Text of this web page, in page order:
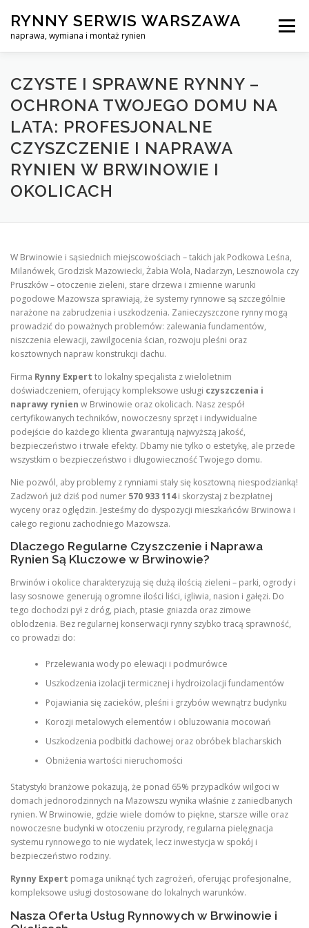
content
RYNNY SERWIS WARSZAWA
naprawa, wymiana i montaż rynien
Menu
CZYSZCZENIE PROFESJONALNA NAPRAWA, WYMIANA I
CENNIK SERWIS RYNNY WARSZAWA
CZYSTE I SPRAWNE RYNNY –
OCHRONA TWOJEGO DOMU NA
LATA: PROFESJONALNE
CZYSZCZENIE I NAPRAWA
RYNIEN W BRWINOWIE I
OKOLICACH
W Brwinowie i sąsiednich miejscowościach – takich jak Podkowa Leśna,
Milanówek, Grodzisk Mazowiecki, Żabia Wola, Nadarzyn, Lesznowola czy
Pruszków – otoczenie zieleni, stare drzewa i zmienne warunki
pogodowe Mazowsza sprawiają, że systemy rynnowe są szczególnie
narażone na zabrudzenia i uszkodzenia. Zanieczyszczone rynny mogą
prowadzić do poważnych problemów: zalewania fundamentów,
niszczenia elewacji, zawilgocenia ścian, rozwoju pleśni oraz
kosztownych napraw konstrukcji dachu.
Firma Rynny Expert to lokalny specjalista z wieloletnim
doświadczeniem, oferujący kompleksowe usługi czyszczenia i
naprawy rynien w Brwinowie oraz okolicach. Nasz zespół
certyfikowanych techników, nowoczesny sprzęt i indywidualne
podejście do każdego klienta gwarantują najwyższą jakość,
bezpieczeństwo i trwałe efekty. Dbamy nie tylko o estetykę, ale przede
wszystkim o bezpieczeństwo i długowieczność Twojego domu.
Nie pozwól, aby problemy z rynniami stały się kosztowną niespodzianką!
Zadzwoń już dziś pod numer 570 933 114i skorzystaj z bezpłatnej
wyceny oraz oględzin. Jesteśmy do dyspozycji mieszkańców Brwinowa i
całego regionu zachodniego Mazowsza.
Dlaczego Regularne Czyszczenie i Naprawa
Rynien Są Kluczowe w Brwinowie?
Brwinów i okolice charakteryzują się dużą ilością zieleni – parki, ogrody i
lasy sosnowe generują ogromne ilości liści, igliwia, nasion i gałęzi. Do
tego dochodzi pył z dróg, piach, ptasie gniazda oraz zimowe
oblodzenia. Bez regularnej konserwacji rynny szybko tracą sprawność,
co prowadzi do:
Przelewania wody po elewacji i podmurówce
Uszkodzenia izolacji termicznej i hydroizolacji fundamentów
Pojawiania się zacieków, pleśni i grzybów wewnątrz budynku
Korozji metalowych elementów i obluzowania mocowań
Uszkodzenia podbitki dachowej oraz obróbek blacharskich
Obniżenia wartości nieruchomości
Statystyki branżowe pokazują, że ponad 65% przypadków wilgoci w
domach jednorodzinnych na Mazowszu wynika właśnie z zaniedbanych
rynien. W Brwinowie, gdzie wiele domów to piękne, starsze wille oraz
nowoczesne budynki w otoczeniu przyrody, regularna pielęgnacja
systemu rynnowego to nie wydatek, lecz inwestycja w spokój i
bezpieczeństwo rodziny.
Rynny Expert pomaga uniknąć tych zagrożeń, oferując profesjonalne,
kompleksowe usługi dostosowane do lokalnych warunków.
Nasza Oferta Usług Rynnowych w Brwinowie i